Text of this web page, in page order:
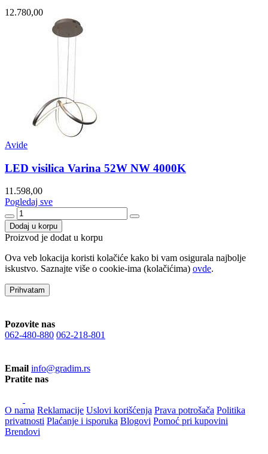
12.780,00
Avide
LED visilica Varina 52W NW 4000K
11.598,00
Pogledaj sve
Dodaj u korpu
Proizvod je dodat u korpu
Ova veb lokacija koristi kolačiće kako bi vam osigurala najbolje
iskustvo. Saznajte više o cookie-ima (kolačićima) ovde.
Prihvatam
Pozovite nas
062-480-880 062-218-801
Email info@gradim.rs
Pratite nas
O nama Reklamacije Uslovi korišćenja Prava potrošača Politika
privatnosti Plaćanje i isporuka Blogovi Pomoć pri kupovini
Brendovi